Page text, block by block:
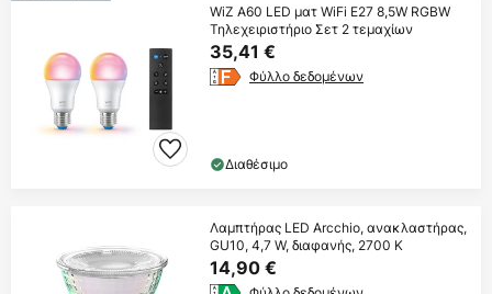
WiZ A60 LED ματ WiFi E27 8,5W RGBW
Τηλεχειριστήριο Σετ 2 τεμαχίων
35,41 €
Φύλλο δεδομένων
Διαθέσιμο
Λαμπτήρας LED Arcchio, ανακλαστήρας,
GU10, 4,7 W, διαφανής, 2700 K
14,90 €